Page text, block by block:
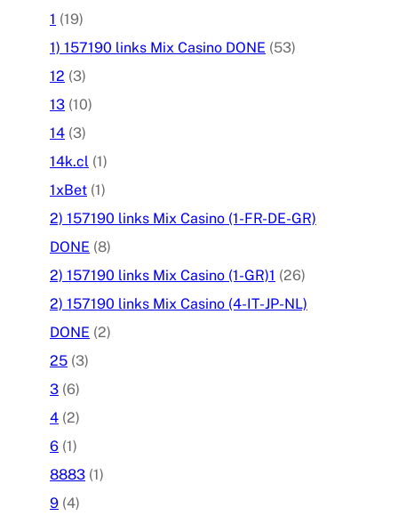
1 (19)
1) 157190 links Mix Casino DONE (53)
12 (3)
13 (10)
14 (3)
14k.cl (1)
1xBet (1)
2) 157190 links Mix Casino (1-FR-DE-GR)
DONE (8)
2) 157190 links Mix Casino (1-GR)1 (26)
2) 157190 links Mix Casino (4-IT-JP-NL)
DONE (2)
25 (3)
3 (6)
4 (2)
6 (1)
8883 (1)
9 (4)